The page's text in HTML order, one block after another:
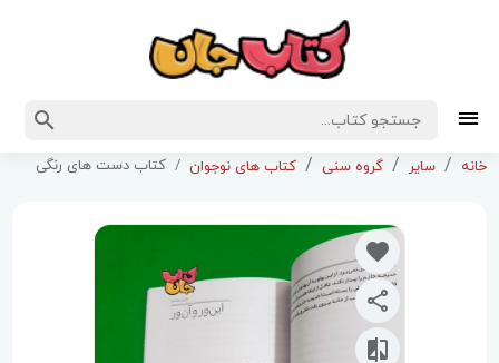
خانه سایر گروه سنی کتاب های نوجوان کتاب دست های رنگی